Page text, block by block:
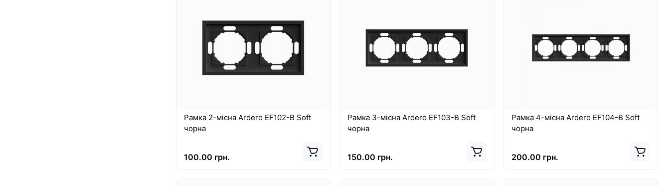
Рамка 2-місна Ardero EF102-B Soft
чорна
100.00 грн.
Рамка 3-місна Ardero EF103-B Soft
чорна
150.00 грн.
Рамка 4-місна Ardero EF104-B Soft
чорна
200.00 грн.